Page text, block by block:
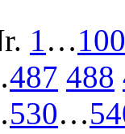
1…100
487 488
530…